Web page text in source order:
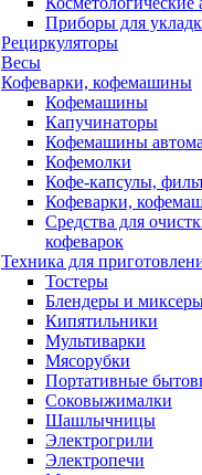
Приборы для
Рециркуляторы
Весы
Кофеварки, кофемашины
Кофемашины
Капучинаторы
Кофемашины
Кофемолки
Кофе-капсулы,
Кофеварки,
Средства для
кофеварок
Техника для
Тостеры
Блендеры и
Кипятильники
Мультиварки
Мясорубки
Портативные
Соковыжималки
Шашлычницы
Электрогрили
Электропечи